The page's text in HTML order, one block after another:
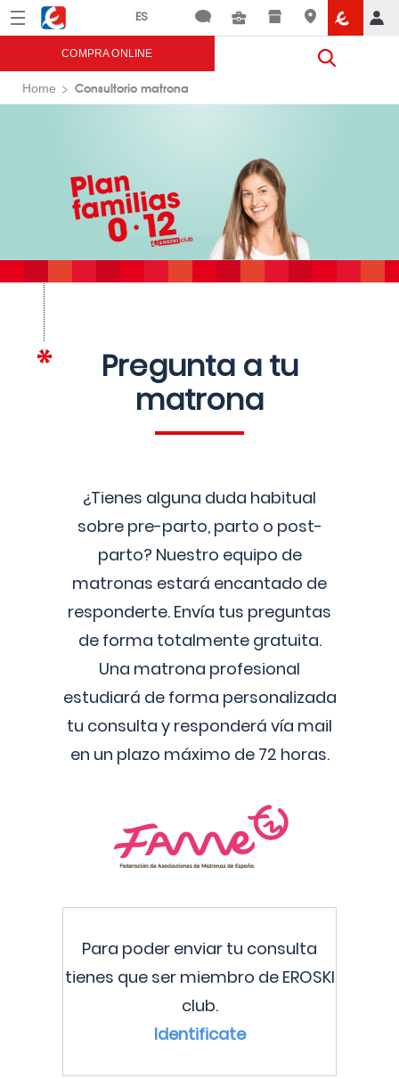
Menú Eroski
COMPRA ONLINE
Home Consultorio matrona
Pregunta a tu
matrona
¿Tienes alguna duda habitual
sobre pre-parto, parto o post-
parto? Nuestro equipo de
matronas estará encantado de
responderte. Envía tus preguntas
de forma totalmente gratuita.
Una matrona profesional
estudiará de forma personalizada
tu consulta y responderá vía mail
en un plazo máximo de 72 horas.
Para poder enviar tu consulta
tienes que ser miembro de EROSKI
club.
Identificate